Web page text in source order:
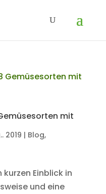
mit
2019 | Blog,
Einblick in
und eine